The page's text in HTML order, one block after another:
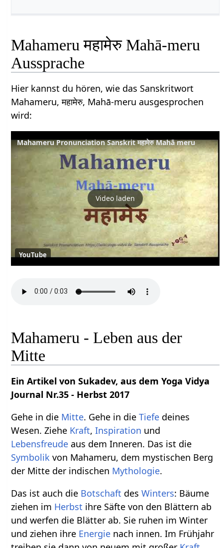
Mahameru महामेरु Mahā-meru
Aussprache
Hier kannst du hören, wie das Sanskritwort
Mahameru, महामेरु, Mahā-meru ausgesprochen
wird:
Mahameru Pronunciation Sanskrit महामेरु Mahā meru
Video laden
YouTube
Mahameru - Leben aus der
Mitte
Ein Artikel von Sukadev, aus dem Yoga Vidya
Journal Nr.35 - Herbst 2017
Gehe in die Mitte. Gehe in dieTiefe deines
Wesen. Ziehe Kraft,Inspiration und
Lebensfreude aus dem Inneren. Das ist die
Symbolik von Mahameru, dem mystischen Berg
der Mitte der indischen Mythologie.
Das ist auch die Botschaft desWinters: Bäume
ziehen im Herbst ihre Säfte von den Blättern ab
und werfen die Blätter ab. Sie ruhen im Winter
und ziehen ihre Energie nach innen. Im Frühjahr